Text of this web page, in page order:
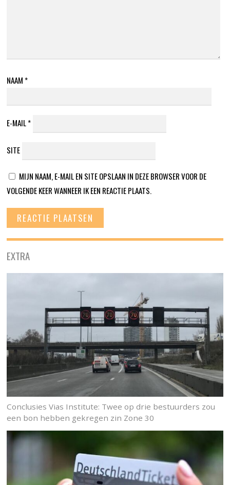
NAAM *
E-MAIL*
SITE
MIJN NAAM, E-MAIL EN SITE OPSLAAN IN DEZE BROWSER VOOR DE
VOLGENDE KEER WANNEER IK EEN REACTIE PLAATS.
EXTRA
Conclusies Vias Institute: Twee op drie bestuurders zou
een bon hebben gekregen zin Zone 30